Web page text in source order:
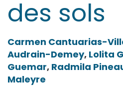
des sols
Carmen Cantuarias-
Audrain-Demey, Lolita
Guemar, Radmila
Maleyre